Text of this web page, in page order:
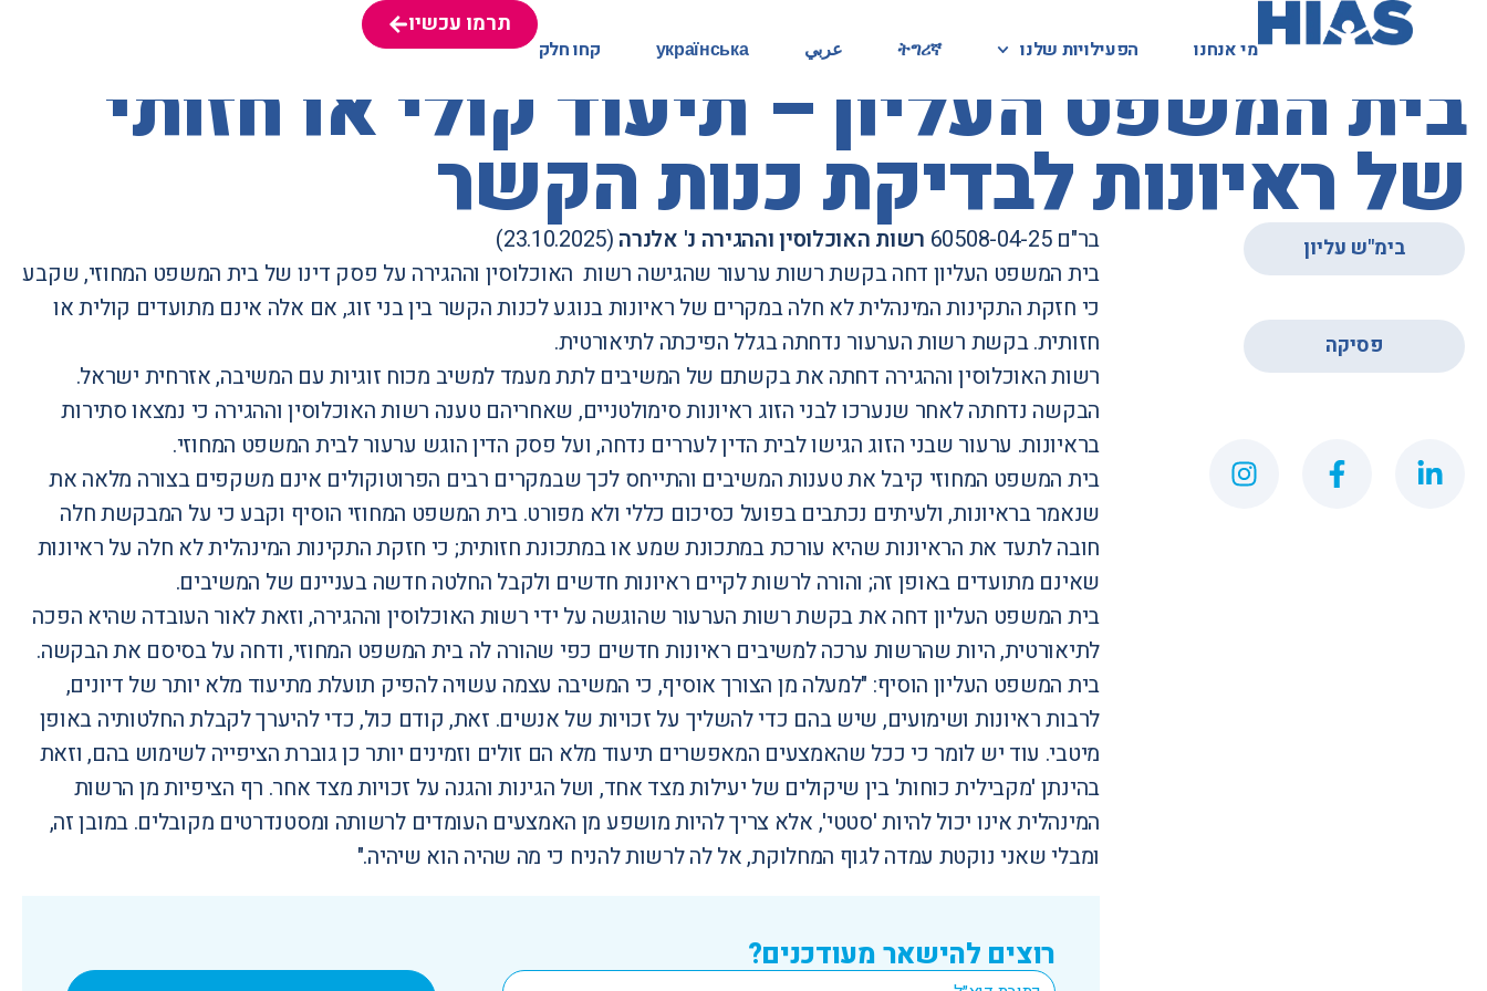
מי אנחנו הפעילויות שלנו ትግሪኛ عربي українська קחו חלק
תרמו עכשיו
מי אנחנו הפעילויות שלנו ትግሪኛ عربي українська קחו חלק
תרמו עכשיו
המאגר המשפטי
בית המשפט העליון – תיעוד קולי או חזותי
של ראיונות לבדיקת כנות הקשר
בימ"ש עליון
פסיקה
בר"ם 60508-04-25 רשות האוכלוסין וההגירה נ' אלנרה (23.10.2025)
בית המשפט העליון דחה בקשת רשות ערעור שהגישה רשות האוכלוסין וההגירה על פסק דינו של בית המשפט המחוזי, שקבע
כי חזקת התקינות המינהלית לא חלה במקרים של ראיונות בנוגע לכנות הקשר בין בני זוג, אם אלה אינם מתועדים קולית או
חזותית. בקשת רשות הערעור נדחתה בגלל הפיכתה לתיאורטית.
רשות האוכלוסין וההגירה דחתה את בקשתם של המשיבים לתת מעמד למשיב מכוח זוגיות עם המשיבה, אזרחית ישראל.
הבקשה נדחתה לאחר שנערכו לבני הזוג ראיונות סימולטניים, שאחריהם טענה רשות האוכלוסין וההגירה כי נמצאו סתירות
בראיונות. ערעור שבני הזוג הגישו לבית הדין לעררים נדחה, ועל פסק הדין הוגש ערעור לבית המשפט המחוזי.
בית המשפט המחוזי קיבל את טענות המשיבים והתייחס לכך שבמקרים רבים הפרוטוקולים אינם משקפים בצורה מלאה את
שנאמר בראיונות, ולעיתים נכתבים בפועל כסיכום כללי ולא מפורט. בית המשפט המחוזי הוסיף וקבע כי על המבקשת חלה
חובה לתעד את הראיונות שהיא עורכת במתכונת שמע או במתכונת חזותית; כי חזקת התקינות המינהלית לא חלה על ראיונות
שאינם מתועדים באופן זה; והורה לרשות לקיים ראיונות חדשים ולקבל החלטה חדשה בעניינם של המשיבים.
בית המשפט העליון דחה את בקשת רשות הערעור שהוגשה על ידי רשות האוכלוסין וההגירה, וזאת לאור העובדה שהיא הפכה
לתיאורטית, היות שהרשות ערכה למשיבים ראיונות חדשים כפי שהורה לה בית המשפט המחוזי, ודחה על בסיסם את הבקשה.
בית המשפט העליון הוסיף: "למעלה מן הצורך אוסיף, כי המשיבה עצמה עשויה להפיק תועלת מתיעוד מלא יותר של דיונים,
לרבות ראיונות ושימועים, שיש בהם כדי להשליך על זכויות של אנשים. זאת, קודם כול, כדי להיערך לקבלת החלטותיה באופן
מיטבי. עוד יש לומר כי ככל שהאמצעים המאפשרים תיעוד מלא הם זולים וזמינים יותר כן גוברת הציפייה לשימוש בהם, וזאת
בהינתן 'מקבילית כוחות' בין שיקולים של יעילות מצד אחד, ושל הגינות והגנה על זכויות מצד אחר. רף הציפיות מן הרשות
המינהלית אינו יכול להיות 'סטטי', אלא צריך להיות מושפע מן האמצעים העומדים לרשותה ומסטנדרטים מקובלים. במובן זה,
ומבלי שאני נוקטת עמדה לגוף המחלוקת, אל לה לרשות להניח כי מה שהיה הוא שיהיה."
רוצים להישאר מעודכנים?
Email
*